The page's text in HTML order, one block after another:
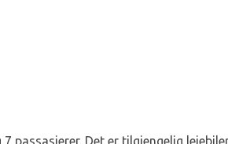
passasjerer. Det er tilgjengelig